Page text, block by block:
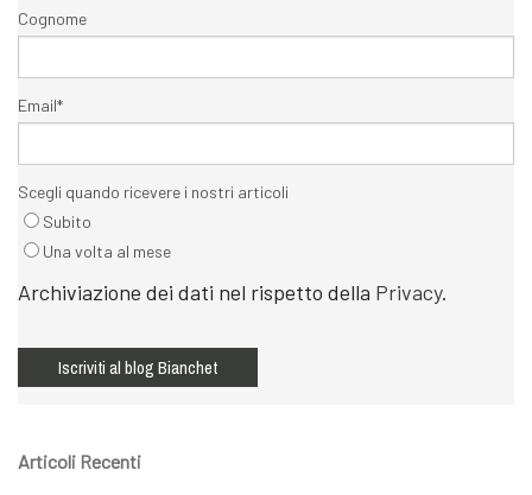
Cognome
Email*
Scegli quando ricevere i nostri articoli
Subito
Una volta al mese
Archiviazione dei dati nel rispetto della Privacy.
Articoli Recenti